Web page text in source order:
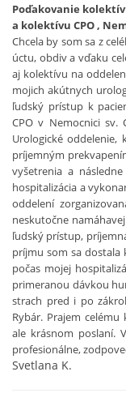
Poďakovanie
a kolektívu CPO ,
Chcela by som sa z
úctu, obdiv a vďaku
aj kolektívu na
mojich akútnych
ľudský prístup k
CPO v Nemocnici
Urologické
príjemným
vyšetrenia a
hospitalizácia a
oddelení
neskutočne
ľudský prístup,
príjmu som sa dostala
počas mojej
primeranou dávkou
strach pred i po
Rybár. Prajem
ale krásnom poslaní.
profesionálne,
Svetlana K.